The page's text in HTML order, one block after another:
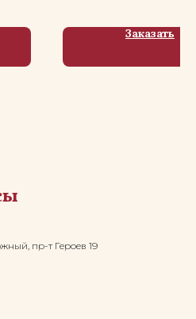
Заказать
пр-т Героев 19